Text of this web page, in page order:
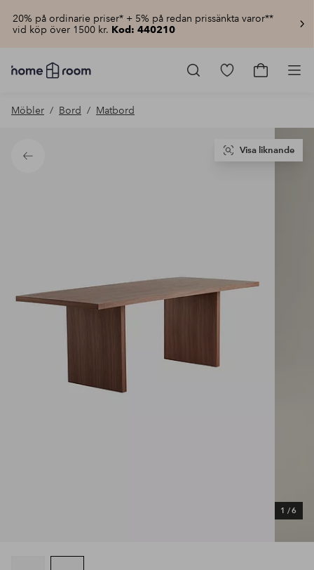
20% på ordinarie priser* + 5% på redan prissänkta varor**
vid köp över 1500 kr. Kod: 440210
Homeroom
–
hemmet
pris
Gå
Gå
Möbler Bord Matbord
Tillbaka
1 /6
Visa liknande